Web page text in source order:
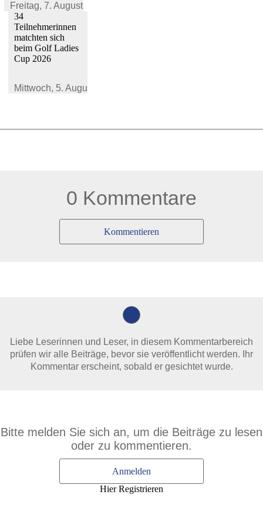
Freitag, 7. August 2026
34
Teilnehmerinnen
matchten sich
beim Golf Ladies
Cup 2026
Mittwoch, 5. August 2026
0 Kommentare
Kommentieren
Liebe Leserinnen und Leser, in diesem Kommentarbereich
prüfen wir alle Beiträge, bevor sie veröffentlicht werden. Ihr
Kommentar erscheint, sobald er gesichtet wurde.
Bitte melden Sie sich an, um die Beiträge zu lesen
oder zu kommentieren.
Anmelden
Hier Registrieren